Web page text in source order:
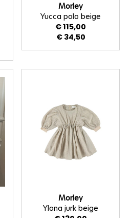
Morley
Yucca polo beige
€ 115,00
€ 34,50
Morley
Ylona jurk beige